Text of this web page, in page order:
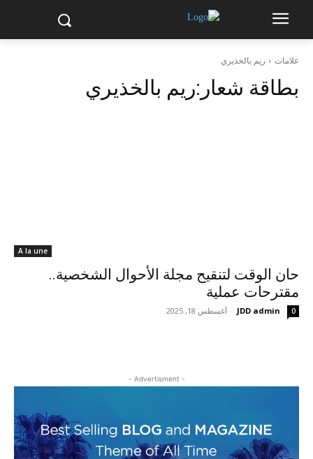
علامات ريم بالخذيري
بطاقة شعار:ريم بالخذيري
A la une
حان الوقت لتنقيح مجلة الأحوال الشخصية..
مقترحات عملية
JDD admin
- أغسطس 18, 2025 0
- Advertisment -